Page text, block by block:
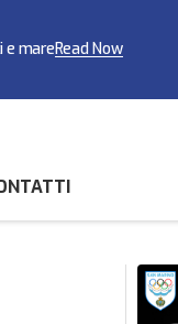
e mareRead Now